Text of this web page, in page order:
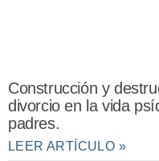
Construcción y
divorcio en la vida
padres.
LEER ARTÍCULO »